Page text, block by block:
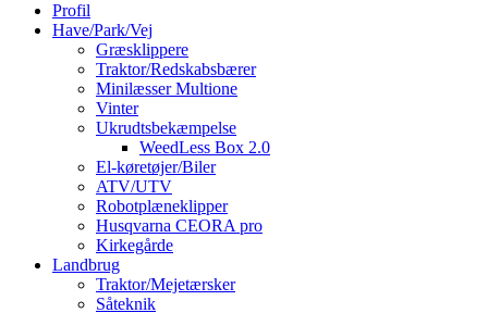
Profil
Have/Park/Vej
Græsklippere
Traktor/Redskabsbærer
Minilæsser Multione
Vinter
Ukrudtsbekæmpelse
WeedLess Box 2.0
El-køretøjer/Biler
ATV/UTV
Robotplæneklipper
Husqvarna CEORA pro
Kirkegårde
Landbrug
Traktor/Mejetærsker
Såteknik